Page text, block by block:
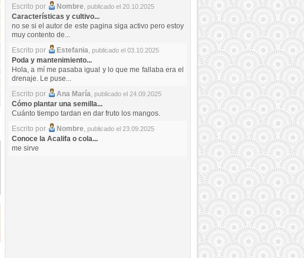
Escrito por Nombre, publicado el 20.10.2025
Características y cultivo...
no se si el autor de este pagina siga activo pero estoy
muy contento de...
Escrito por
Estefania, publicado el 03.10.2025
Poda y mantenimiento...
Hola, a mí me pasaba igual y lo que me fallaba era el
drenaje. Le puse...
Escrito por
Ana María, publicado el 24.09.2025
Cómo plantar una semilla...
Cuánto tiempo tardan en dar fruto los mangos.
Escrito por
Nombre, publicado el 23.09.2025
Conoce la Acalifa o cola...
me sirve